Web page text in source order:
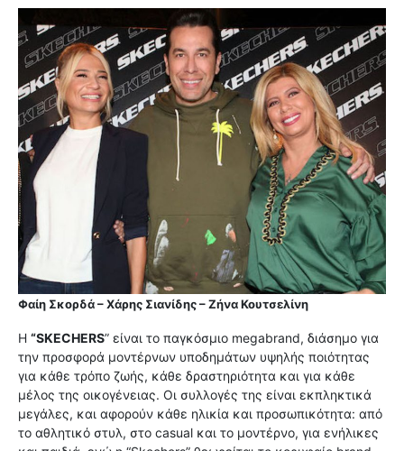
Φαίη Σκορδά – Χάρης Σιανίδης – Ζήνα Κουτσελίνη
Η “SKECHERS” είναι το παγκόσμιο megabrand, διάσημο για
την προσφορά μοντέρνων υποδημάτων υψηλής ποιότητας
για κάθε τρόπο ζωής, κάθε δραστηριότητα και για κάθε
μέλος της οικογένειας. Οι συλλογές της είναι εκπληκτικά
μεγάλες, και αφορούν κάθε ηλικία και προσωπικότητα: από
το αθλητικό στυλ, στο casual και το μοντέρνο, για ενήλικες